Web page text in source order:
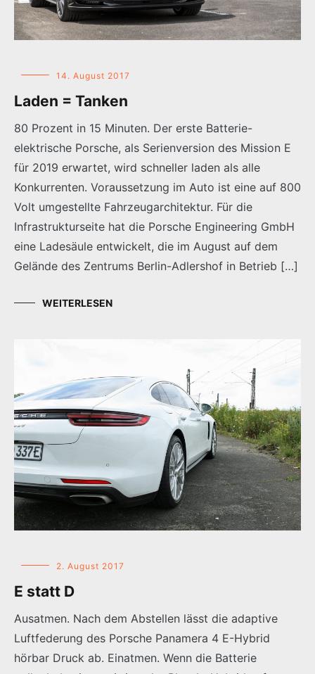
14. August 2017
Laden = Tanken
80 Prozent in 15 Minuten. Der erste Batterie-
elektrische Porsche, als Serienversion des Mission E
für 2019 erwartet, wird schneller laden als alle
Konkurrenten. Voraussetzung im Auto ist eine auf 800
Volt umgestellte Fahrzeugarchitektur. Für die
Infrastrukturseite hat die Porsche Engineering GmbH
eine Ladesäule entwickelt, die im August auf dem
Gelände des Zentrums Berlin-Adlershof in Betrieb […]
WEITERLESEN
2. August 2017
E statt D
Ausatmen. Nach dem Abstellen lässt die adaptive
Luftfederung des Porsche Panamera 4 E-Hybrid
hörbar Druck ab. Einatmen. Wenn die Batterie